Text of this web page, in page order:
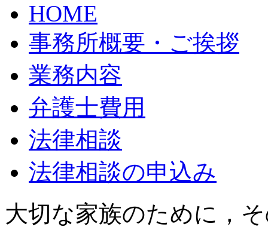
HOME
事務所概要・ご挨拶
業務内容
弁護士費用
法律相談
法律相談の申込み
大切な家族のために，